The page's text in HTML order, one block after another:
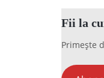
Fii la
Primește